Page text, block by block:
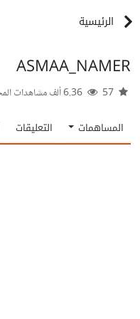
الرئيسية
ASMAA_NAMER
المساهمات التعليقات